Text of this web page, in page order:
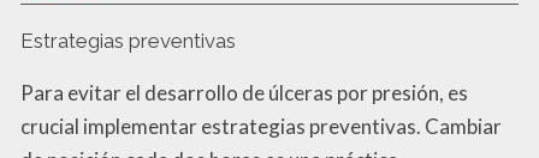
Estrategias preventivas
Para evitar el desarrollo de úlceras por presión, es
crucial implementar estrategias preventivas. Cambiar